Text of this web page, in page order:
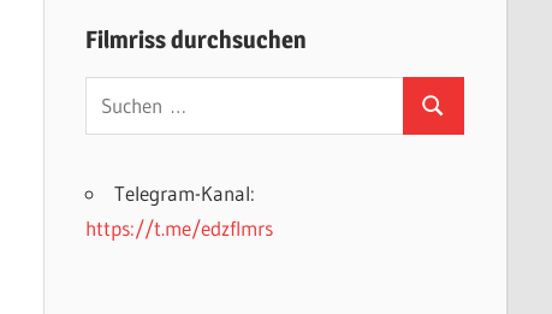
Filmriss durchsuchen
Suchen
nach:
Suchen
Telegram-Kanal:
https://t.me/edzflmrs